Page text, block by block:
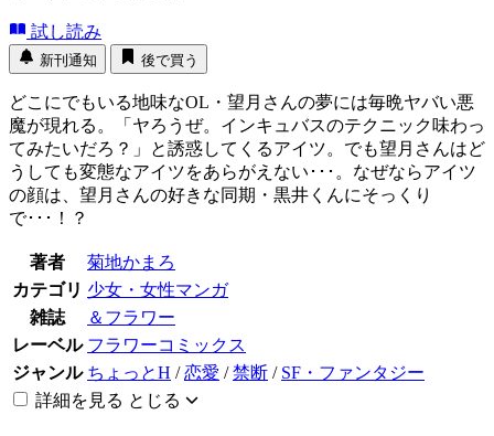
試し読み
新刊通知 後で買う
どこにでもいる地味なOL・望月さんの夢には毎晩ヤバい悪
魔が現れる。「ヤろうぜ。インキュバスのテクニック味わっ
てみたいだろ？」と誘惑してくるアイツ。でも望月さんはど
うしても変態なアイツをあらがえない･･･。なぜならアイツ
の顔は、望月さんの好きな同期・黒井くんにそっくり
で･･･！？
著者
菊地かまろ
カテゴリ 少女・女性マンガ
雑誌
＆フラワー
レーベル フラワーコミックス
ジャンル ちょっとH /恋愛 /禁断 / SF・ファンタジー
詳細を見る とじる